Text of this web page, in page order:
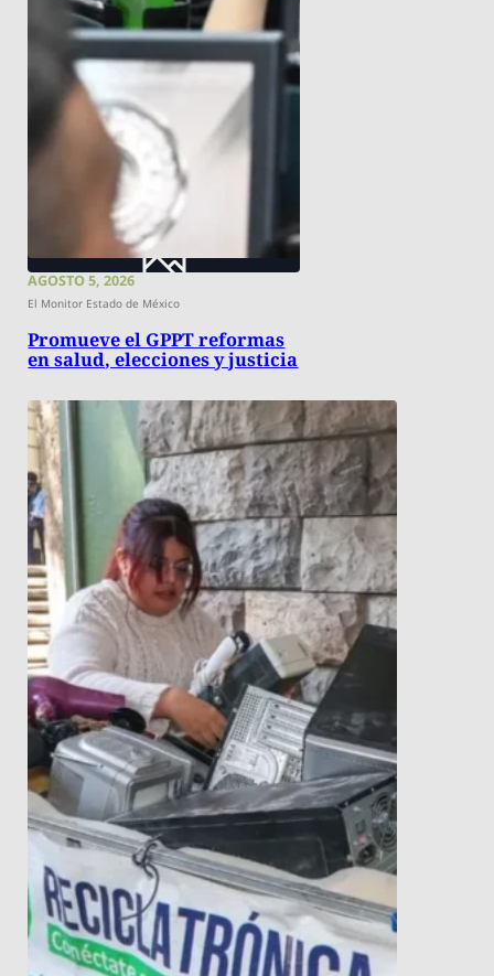
AGOSTO 5, 2026
El Monitor Estado de México
Promueve el GPPT reformas
en salud, elecciones y justicia